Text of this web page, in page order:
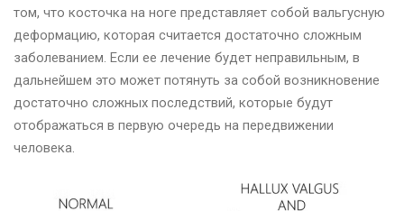
том, что косточка на ноге представляет собой вальгусную
деформацию, которая считается достаточно сложным
заболеванием. Если ее лечение будет неправильным, в
дальнейшем это может потянуть за собой возникновение
достаточно сложных последствий, которые будут
отображаться в первую очередь на передвижении
человека.